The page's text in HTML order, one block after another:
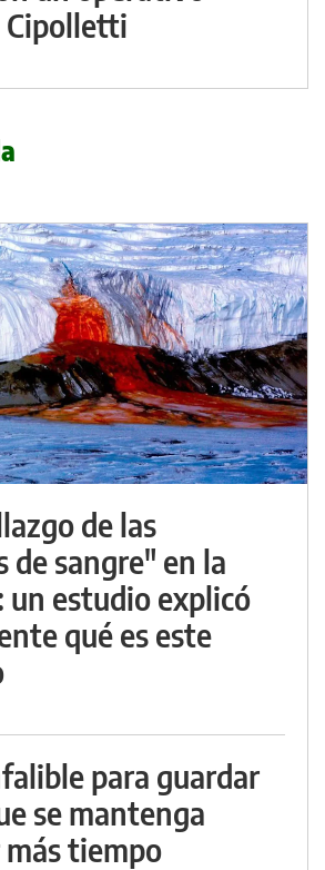
Cipolletti
de las
de sangre" en la
estudio explicó
qué es este
para guardar
se mantenga
tiempo